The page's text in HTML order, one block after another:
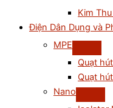
Kim
Điện Dân Dụng và
MPE
Quạt
Quạt
Nano